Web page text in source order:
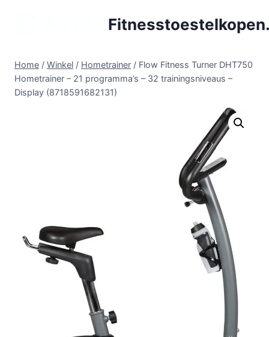
Home / Winkel / Hometrainer / Flow Fitness Turner DHT750
Hometrainer – 21 programma’s – 32 trainingsniveaus –
Display (8718591682131)